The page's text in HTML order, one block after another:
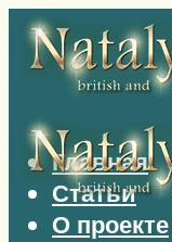
Главная
Статьи
О проекте